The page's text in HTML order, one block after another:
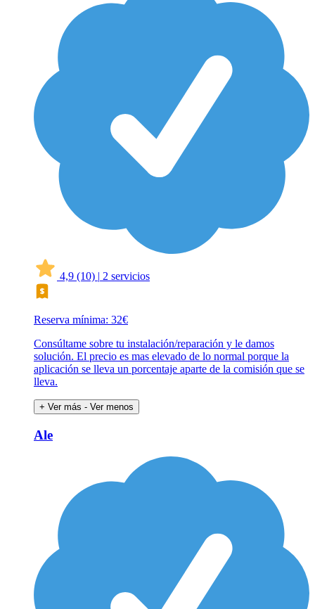
4,9 (10) | 2 servicios
Reserva mínima: 32€
Consúltame sobre tu instalación/reparación y le damos
solución. El precio es mas elevado de lo normal porque la
aplicación se lleva un porcentaje aparte de la comisión que se
lleva.
+ Ver más - Ver menos
Ale